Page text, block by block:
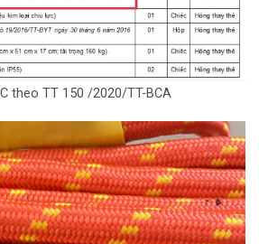
theo TT 150 /2020/TT-BCA